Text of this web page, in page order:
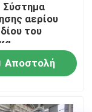
Σύστημα
αερίου
του
Μικρή
Αποστολή